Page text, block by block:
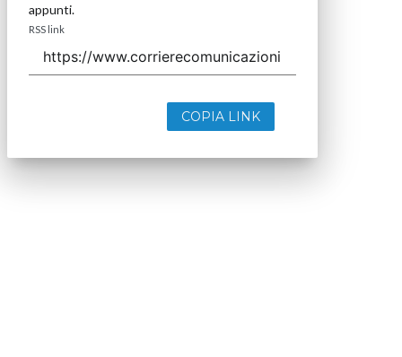
appunti.
RSS link
COPIA LINK